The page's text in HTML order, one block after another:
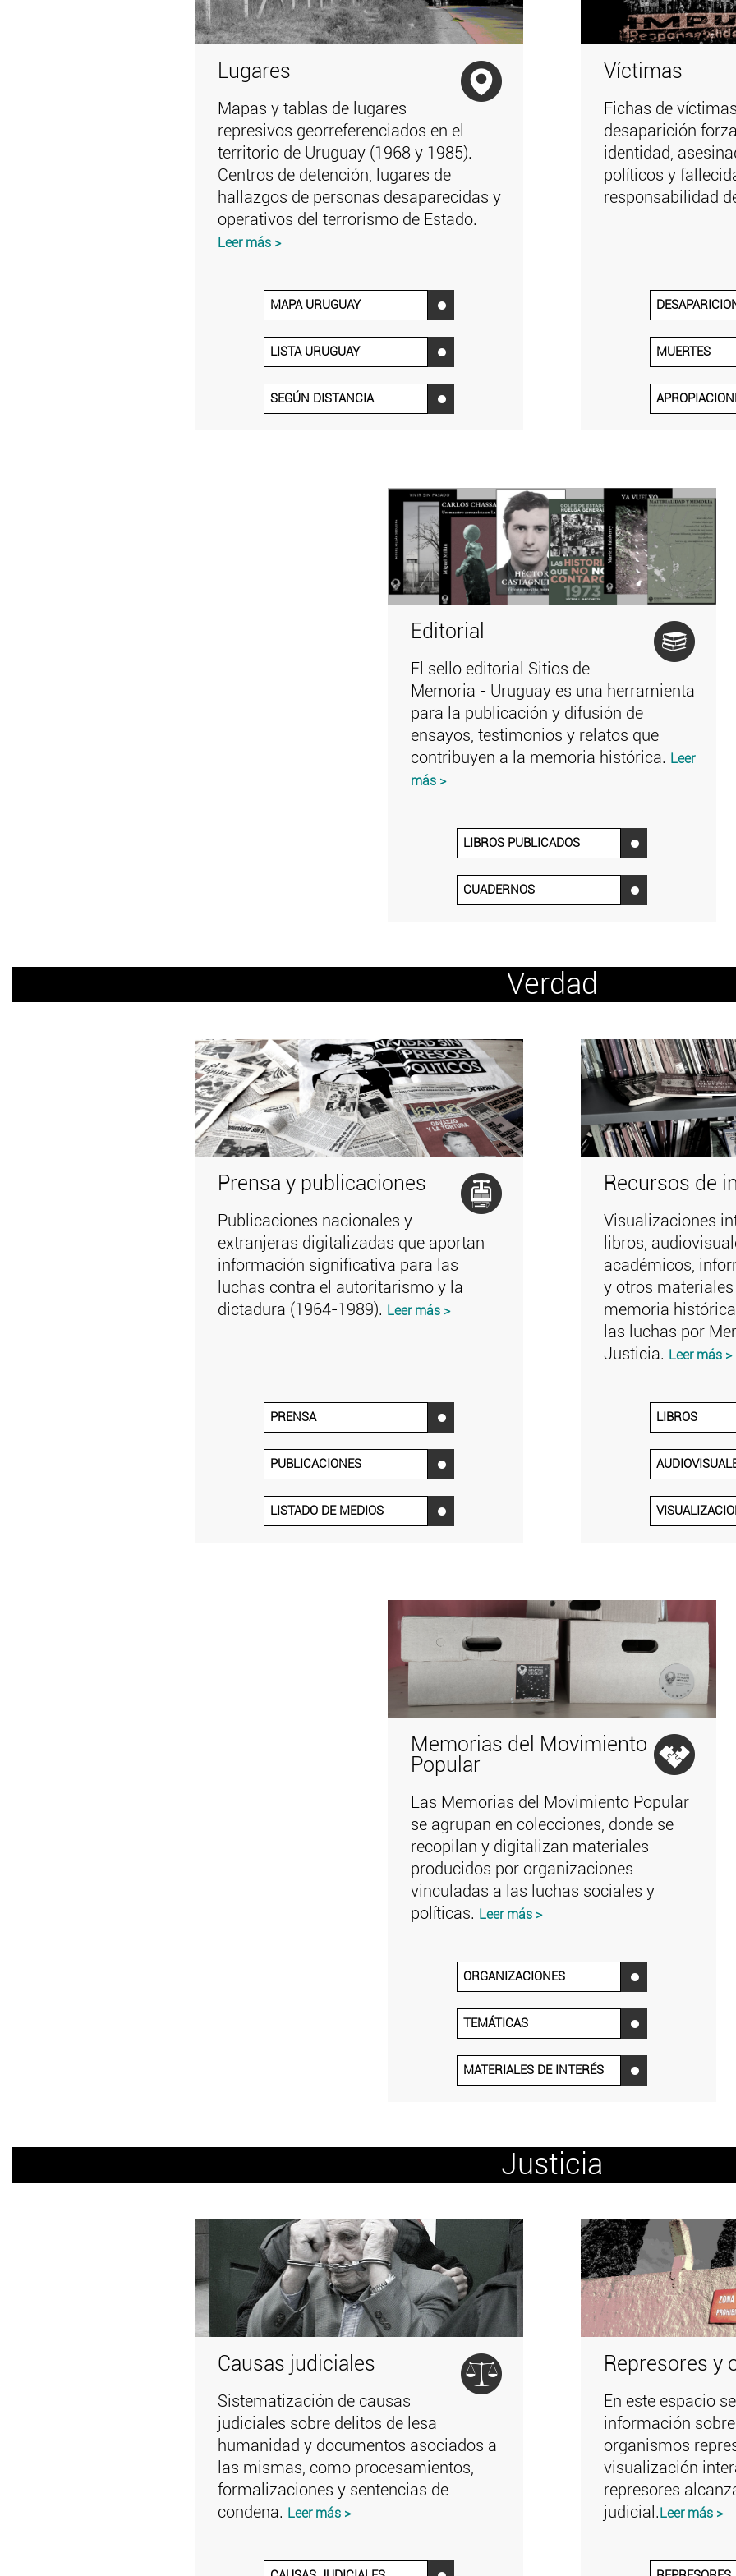
Lugares
Mapas y tablas de lugares
represivos georreferenciados en el
territorio de Uruguay (1968 y 1985).
Centros de detención, lugares de
hallazgos de personas desaparecidas y
operativos del terrorismo de Estado.
Leer más >
MAPA URUGUAY ‌
LISTA URUGUAY ‌
SEGÚN DISTANCIA ‌
Víctimas
Fichas de
desaparición
identidad,
políticos y
responsabilidad
MUERTES
Editorial
El sello editorial Sitios de
Memoria - Uruguay es una herramienta
para la publicación y difusión de
ensayos, testimonios y relatos que
contribuyen a la memoria histórica. Leer
más >
LIBROS PUBLICADOS ‌
CUADERNOS ‌
Verdad
Prensa y publicaciones
Publicaciones nacionales y
extranjeras digitalizadas que aportan
información significativa para las
luchas contra el autoritarismo y la
dictadura (1964-1989). Leer más >
PRENSA ‌
PUBLICACIONES ‌
LISTADO DE MEDIOS ‌
Recursos de
Visualizaciones
libros,
académicos,
y otros
memoria
las luchas por
Justicia. Leer más >
LIBROS
Memorias del Movimiento
Popular
Las Memorias del Movimiento Popular
se agrupan en colecciones, donde se
recopilan y digitalizan materiales
producidos por organizaciones
vinculadas a las luchas sociales y
políticas. Leer más >
ORGANIZACIONES ‌
TEMÁTICAS ‌
MATERIALES DE INTERÉS ‌
Justicia
Causas judiciales
Sistematización de causas
judiciales sobre delitos de lesa
humanidad y documentos asociados a
las mismas, como procesamientos,
formalizaciones y sentencias de
condena. Leer más >
Represores y
En este espacio
información
organismos
visualización
represores
judicial. Leer más >